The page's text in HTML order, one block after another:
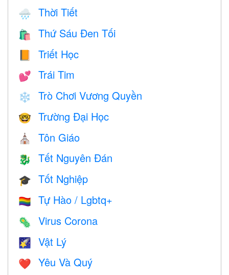
🌧 Thời Tiết
🛍 Thứ Sáu Đen Tối
Triết Học
💕 Trái Tim
❄️ Trò Chơi Vương Quyền
🤓 Trường Đại Học
⛪️ Tôn Giáo
🐉 Tết Nguyên Đán
🎓 Tốt Nghiệp
🏳️‍🌈 Tự Hào / Lgbtq+
🦠 Virus Corona
🌠 Vật Lý
❤️️ Yêu Và Quý